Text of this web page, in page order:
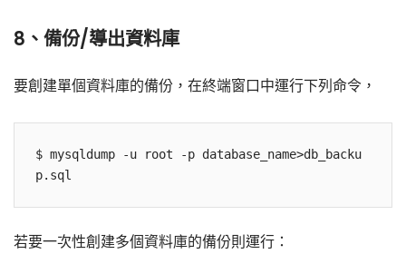
8、備份/導出資料庫
要創建單個資料庫的備份，在終端窗口中運行下列命令，
$ mysqldump -u root -p database_name>db_backu
若要一次性創建多個資料庫的備份則運行：